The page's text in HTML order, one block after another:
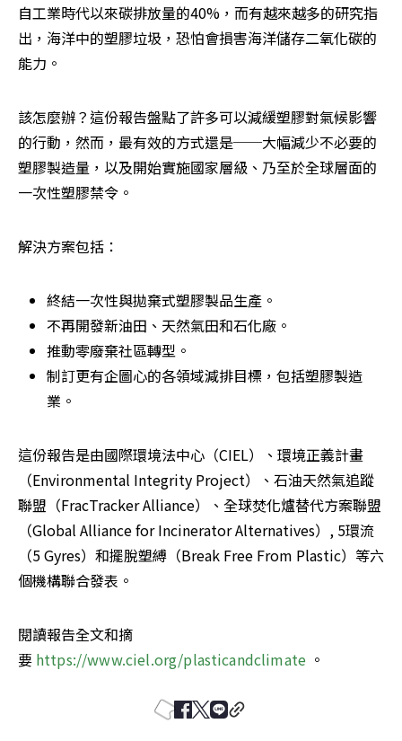
自工業時代以來碳排放量的40%，而有越來越多的研究指
出，海洋中的塑膠垃圾，恐怕會損害海洋儲存二氧化碳的
能力。
該怎麼辦？這份報告盤點了許多可以減緩塑膠對氣候影響
的行動，然而，最有效的方式還是──大幅減少不必要的
塑膠製造量，以及開始實施國家層級、乃至於全球層面的
一次性塑膠禁令。
解決方案包括：
終結一次性與拋棄式塑膠製品生產。
不再開發新油田、天然氣田和石化廠。
推動零廢棄社區轉型。
制訂更有企圖心的各領域減排目標，包括塑膠製造
業。
這份報告是由國際環境法中心（CIEL）、環境正義計畫
（Environmental Integrity Project）、石油天然氣追蹤
聯盟（FracTracker Alliance）、全球焚化爐替代方案聯盟
（Global Alliance for Incinerator Alternatives）, 5環流
（5 Gyres）和擺脫塑縛（Break Free From Plastic）等六
個機構聯合發表。
閱讀報告全文和摘
要 https://www.ciel.org/plasticandclimate 。